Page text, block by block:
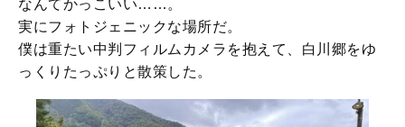
なんてかっこいい……。
実にフォトジェニックな場所だ。
僕は重たい中判フィルムカメラを抱えて、白川郷をゆ
っくりたっぷりと散策した。